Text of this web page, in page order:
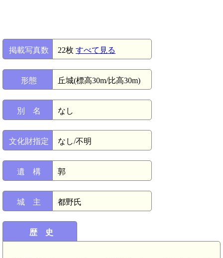
掲載写真数 22枚 すべて見る
形態 丘城(標高30m/比高30m)
別 名 なし
文化財指定 なし/不明
遺 構 郭
城 主 都野氏
歴 史